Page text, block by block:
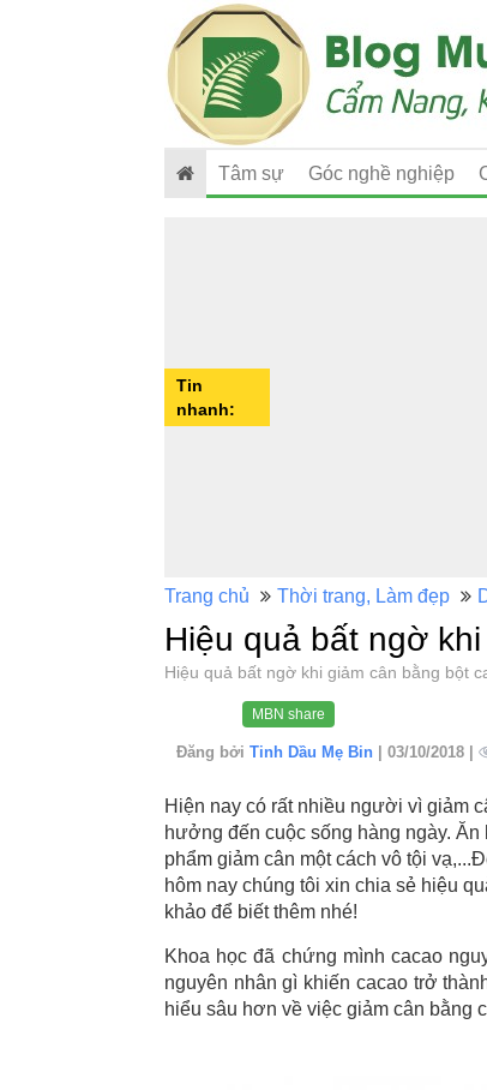
Tâm sự Góc nghề nghiệp
Tin
nhanh:
Trang chủ Thời trang, Làm đẹp
Hiệu quả bất ngờ
Hiệu quả bất ngờ khi giảm cân bằng bột
MBN share
Đăng bởi Tinh Dầu Mẹ Bin | 03/10/2018 |
Hiện nay có rất nhiều người vì giảm
hưởng đến cuộc sống hàng ngày.
phẩm giảm cân một cách vô tội
hôm nay chúng tôi xin chia sẻ hiệu
khảo để biết thêm nhé!
Khoa học đã chứng mình cacao
nguyên nhân gì khiến cacao trở
hiểu sâu hơn về việc giảm cân bằng